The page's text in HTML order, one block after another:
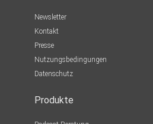
Newsletter
Kontakt
Presse
Nutzungsbedingungen
Datenschutz
Produkte